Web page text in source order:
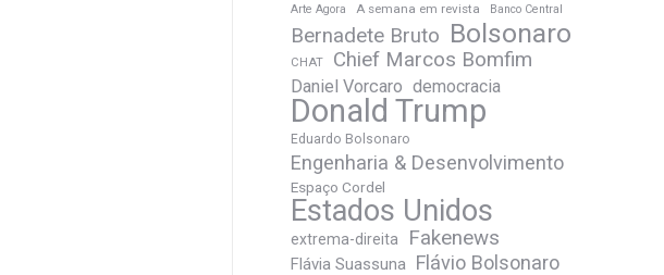
Arte Agora A semana em revista Banco Central
Bernadete Bruto Bolsonaro
CHAT Chief Marcos Bomfim
Daniel Vorcaro democracia
Donald Trump
Eduardo Bolsonaro
Engenharia & Desenvolvimento
Espaço Cordel
Estados Unidos
extrema-direita Fakenews
Flávia Suassuna Flávio Bolsonaro